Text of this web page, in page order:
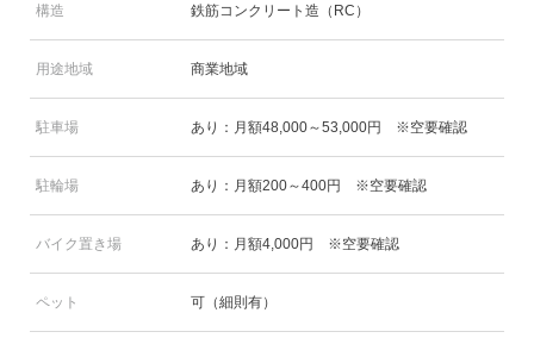
構造 鉄筋コンクリート造（RC）
用途地域 商業地域
駐車場 あり：月額48,000～53,000円 ※空要確認
駐輪場 あり：月額200～400円 ※空要確認
バイク置き場 あり：月額4,000円 ※空要確認
ペット 可（細則有）